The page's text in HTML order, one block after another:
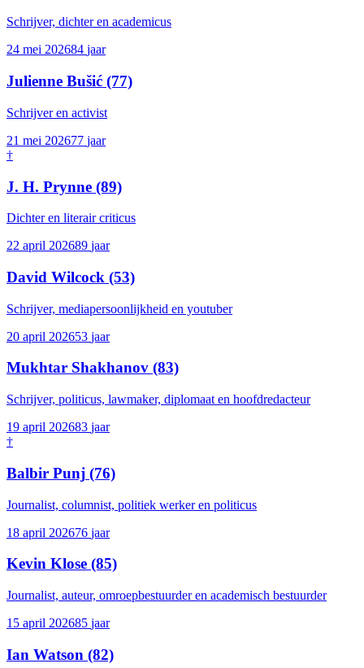
Schrijver, dichter en academicus
24 mei 202684 jaar
Julienne Bušić (77)
Schrijver en activist
21 mei 202677 jaar
†
J. H. Prynne (89)
Dichter en literair criticus
22 april 202689 jaar
David Wilcock (53)
Schrijver, mediapersoonlijkheid en youtuber
20 april 202653 jaar
Mukhtar Shakhanov (83)
Schrijver, politicus, lawmaker, diplomaat en hoofdredacteur
19 april 202683 jaar
†
Balbir Punj (76)
Journalist, columnist, politiek werker en politicus
18 april 202676 jaar
Kevin Klose (85)
Journalist, auteur, omroepbestuurder en academisch bestuurder
15 april 202685 jaar
Ian Watson (82)